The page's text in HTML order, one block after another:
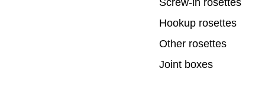
Screw-in rosettes
Hookup rosettes
Other rosettes
Joint boxes